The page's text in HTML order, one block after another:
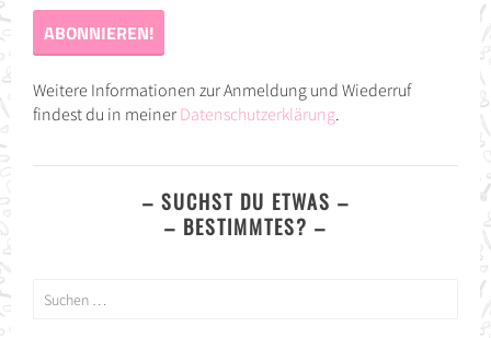
Weitere Informationen zur Anmeldung und Wiederruf
findest du in meiner Datenschutzerklärung.
– SUCHST DU ETWAS –
– BESTIMMTES? –
Suchen